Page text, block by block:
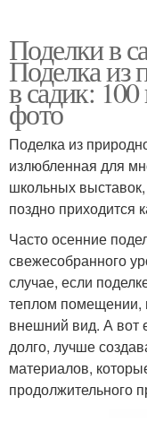
Поделки в
Поделка из
в садик:
фото
Поделка из
излюбленная для
школьных
поздно приходится
Часто осенние
свежесобранного
случае, если
теплом помещении,
внешний вид. А вот
долго, лучше
материалов,
продолжительного